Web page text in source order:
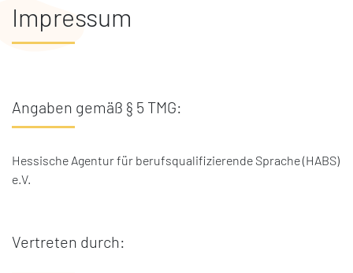
Impressum
Angaben gemäß § 5 TMG:
Hessische Agentur für berufsqualifizierende Sprache (HABS)
e.V.
Vertreten durch: